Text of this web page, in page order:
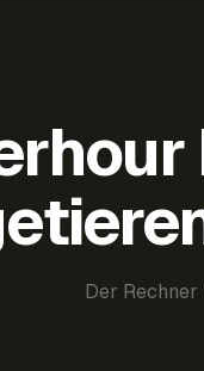
Der